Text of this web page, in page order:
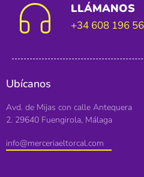
LLÁMANOS
+34 608 196
Ubícanos
Avd. de Mijas con calle Antequera
2. 29640 Fuengirola, Málaga
info@merceriaeltorcal.com